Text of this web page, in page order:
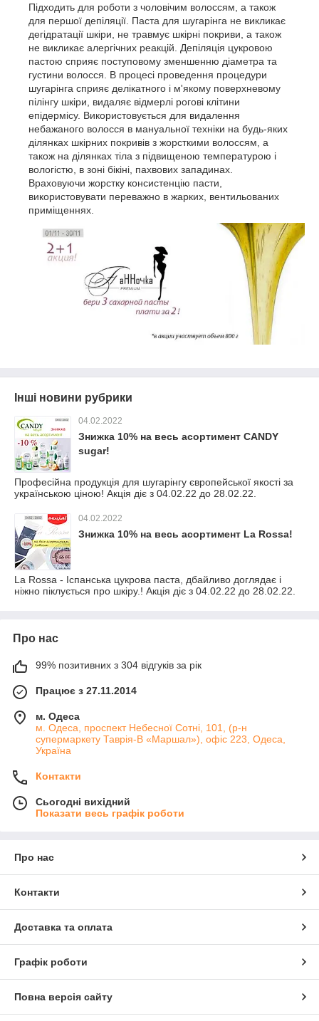
Підходить для роботи з чоловічим волоссям, а також
для першої депіляції. Паста для шугарінга не викликає
дегідратації шкіри, не травмує шкірні покриви, а також
не викликає алергічних реакцій. Депіляція цукровою
пастою сприяє поступовому зменшенню діаметра та
густини волосся. В процесі проведення процедури
шугарінга сприяє делікатного і м'якому поверхневому
пілінгу шкіри, видаляє відмерлі рогові клітини
епідермісу. Використовується для видалення
небажаного волосся в мануальної техніки на будь-яких
ділянках шкірних покривів з жорсткими волоссям, а
також на ділянках тіла з підвищеною температурою і
вологістю, в зоні бікіні, пахвових западинах.
Враховуючи жорстку консистенцію пасти,
використовувати переважно в жарких, вентильованих
приміщеннях.
Інші новини рубрики
04.02.2022
Знижка 10% на весь асортимент CANDY
sugar!
Професійна продукція для шугарінгу європейської якості за
українською ціною! Акція діє з 04.02.22 до 28.02.22.
04.02.2022
Знижка 10% на весь асортимент La Rossa!
La Rossa - Іспанська цукрова паста, дбайливо доглядає і
ніжно піклується про шкіру.! Акція діє з 04.02.22 до 28.02.22.
Про нас
99% позитивних з 304 відгуків за рік
Працює з 27.11.2014
м. Одеса
м. Одеса, проспект Небесної Сотні, 101, (р-н
супермаркету Таврія-В «Маршал»), офіс 223, Одеса,
Україна
Контакти
Сьогодні вихідний
Показати весь графік роботи
Про нас
Контакти
Доставка та оплата
Графік роботи
Повна версія сайту